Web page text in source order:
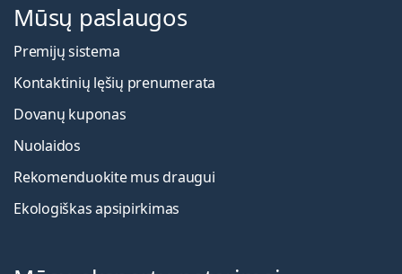
Mūsų paslaugos
Premijų sistema
Kontaktinių lęšių prenumerata
Dovanų kuponas
Nuolaidos
Rekomenduokite mus draugui
Ekologiškas apsipirkimas